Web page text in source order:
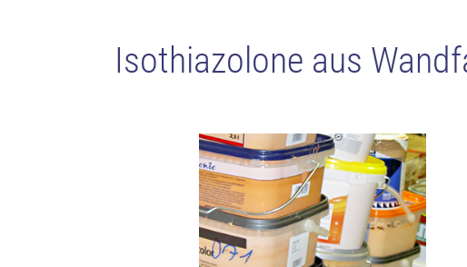
Isothiazolone aus